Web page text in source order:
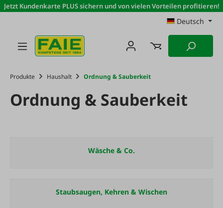
Zum Hauptinhalt springen
Jetzt Kundenkarte PLUS sichern und von vielen Vorteilen profitieren!
Deutsch
Produkte Haushalt Ordnung & Sauberkeit
Ordnung & Sauberkeit
Wäsche & Co.
Staubsaugen, Kehren & Wischen